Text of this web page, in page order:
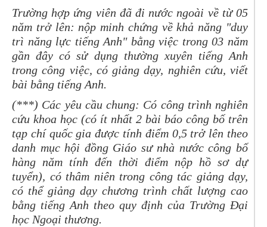
Trường hợp ứng viên đã đi nước ngoài về từ 05
năm trở lên: nộp minh chứng về khả năng "duy
trì năng lực tiếng Anh" bằng việc trong 03 năm
gần đây có sử dụng thường xuyên tiếng Anh
trong công việc, có giảng dạy, nghiên cứu, viết
bài bằng tiếng Anh.
(***) Các yêu cầu chung: Có công trình nghiên
cứu khoa học (có ít nhất 2 bài báo công bố trên
tạp chí quốc gia được tính điểm 0,5 trở lên theo
danh mục hội đồng Giáo sư nhà nước công bố
hàng năm tính đến thời điểm nộp hồ sơ dự
tuyển), có thâm niên trong công tác giảng dạy,
có thể giảng dạy chương trình chất lượng cao
bằng tiếng Anh theo quy định của Trường Đại
học Ngoại thương.